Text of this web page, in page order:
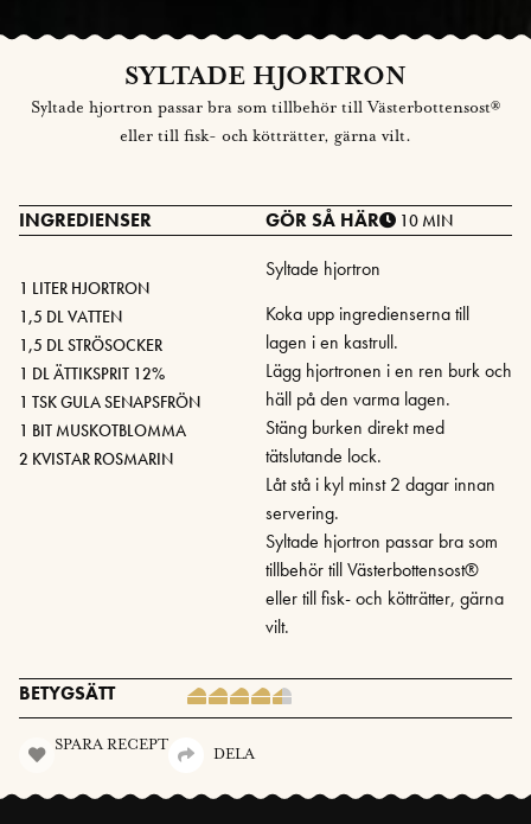
SYLTADE HJORTRON
Syltade hjortron passar bra som tillbehör till Västerbottensost®
eller till fisk- och kötträtter, gärna vilt.
INGREDIENSER
1 LITER HJORTRON
1,5 DL VATTEN
1,5 DL STRÖSOCKER
1 DL ÄTTIKSPRIT 12%
1 TSK GULA SENAPSFRÖN
1 BIT MUSKOTBLOMMA
2 KVISTAR ROSMARIN
GÖR SÅ HÄR 10 MIN
Syltade hjortron
Koka upp ingredienserna till
lagen i en kastrull.
Lägg hjortronen i en ren burk och
häll på den varma lagen.
Stäng burken direkt med
tätslutande lock.
Låt stå i kyl minst 2 dagar innan
servering.
Syltade hjortron passar bra som
tillbehör till Västerbottensost®
eller till fisk- och kötträtter, gärna
vilt.
BETYGSÄTT
SPARA RECEPT
DELA